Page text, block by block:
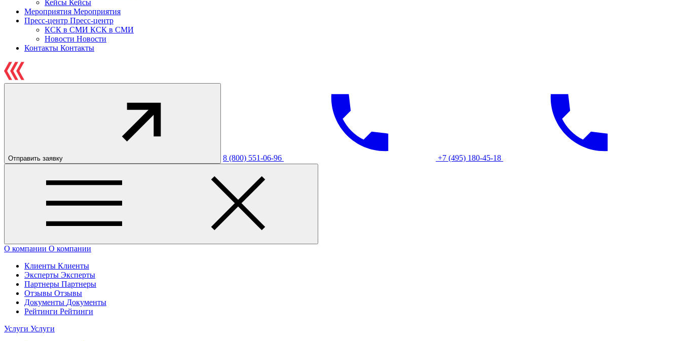
Кейсы Кейсы
Мероприятия Мероприятия
Пресс-центр Пресс-центр
КСК в СМИ КСК в СМИ
Новости Новости
Контакты Контакты
Отправить заявку 8 (800) 551-06-96 +7 (495) 180-45-18
О компании О компании
Клиенты Клиенты
Эксперты Эксперты
Партнеры Партнеры
Отзывы Отзывы
Документы Документы
Рейтинги Рейтинги
Услуги Услуги